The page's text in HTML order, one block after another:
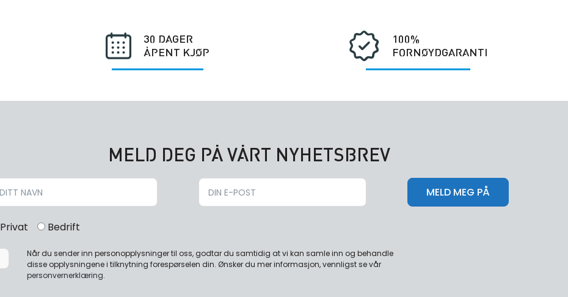
30 DAGER
ÅPENT KJØP
100%
FORNØYDGARANTI
MELD DEG PÅ VÅRT NYHETSBREV
Privat Bedrift
Når du sender inn personopplysninger til oss, godtar du samtidig at vi kan samle inn og behandle
disse opplysningene i tilknytning forespørselen din. Ønsker du mer informasjon, vennligst se vår
personvernerklæring.